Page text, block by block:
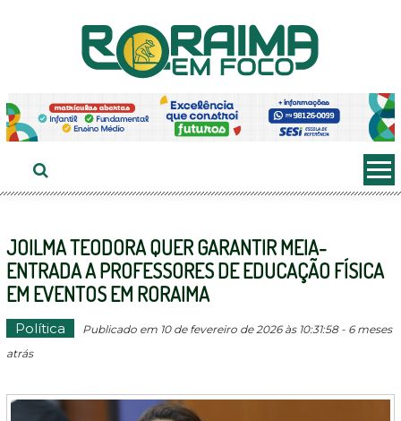
JOILMA TEODORA QUER GARANTIR MEIA-
ENTRADA A PROFESSORES DE EDUCAÇÃO FÍSICA
EM EVENTOS EM RORAIMA
Política
Publicado em 10 de fevereiro de 2026 às 10:31:58 - 6 meses
atrás